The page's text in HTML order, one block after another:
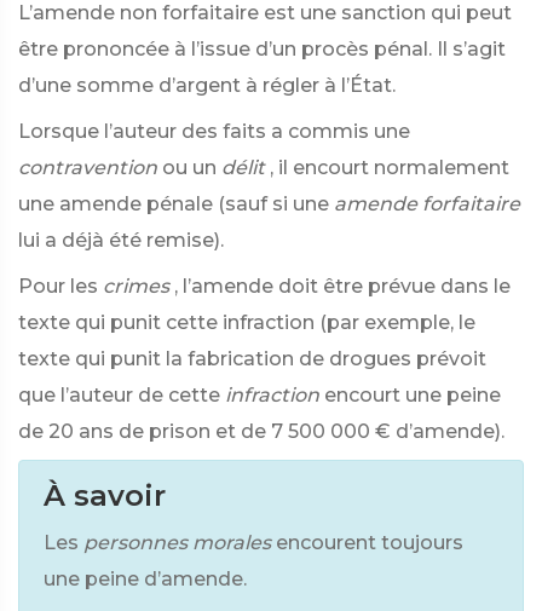
L’amende non forfaitaire est une sanction qui peut
être prononcée à l’issue d’un procès pénal. Il s’agit
d’une somme d’argent à régler à l’État.
Lorsque l’auteur des faits a commis une
contravention ou un délit , il encourt normalement
une amende pénale (sauf si une amende forfaitaire
lui a déjà été remise).
Pour les crimes , l’amende doit être prévue dans le
texte qui punit cette infraction (par exemple, le
texte qui punit la fabrication de drogues prévoit
que l’auteur de cette infraction encourt une peine
de 20 ans de prison et de 7 500 000 € d’amende).
À savoir
Les personnes morales encourent toujours
une peine d’amende.